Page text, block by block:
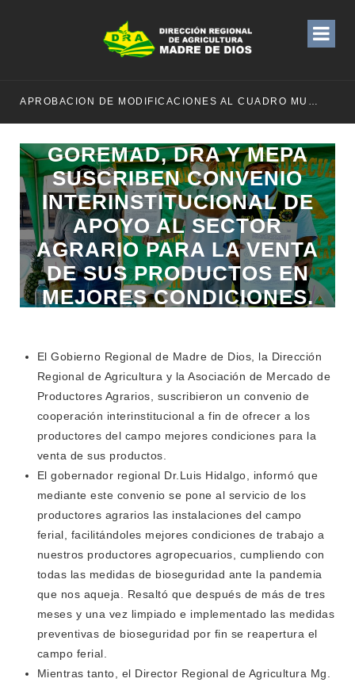
APROBACION DE MODIFICACIONES AL CUADRO MULTIANUAL DE NECESIDADESDE DE LA DIRECCION REGIONAL DE DESARROLLO AGROPECUARIO Y RIEGO MES DE MAYO
GOREMAD, DRA Y MEPA
SUSCRIBEN CONVENIO
INTERINSTITUCIONAL DE
APOYO AL SECTOR
AGRARIO PARA LA VENTA
DE SUS PRODUCTOS EN
MEJORES CONDICIONES.
El Gobierno Regional de Madre de Dios, la Dirección
Regional de Agricultura y la Asociación de Mercado de
Productores Agrarios, suscribieron un convenio de
cooperación interinstitucional a fin de ofrecer a los
productores del campo mejores condiciones para la
venta de sus productos.
El gobernador regional Dr.Luis Hidalgo, informó que
mediante este convenio se pone al servicio de los
productores agrarios las instalaciones del campo
ferial, facilitándoles mejores condiciones de trabajo a
nuestros productores agropecuarios, cumpliendo con
todas las medidas de bioseguridad ante la pandemia
que nos aqueja. Resaltó que después de más de tres
meses y una vez limpiado e implementado las medidas
preventivas de bioseguridad por fin se reapertura el
campo ferial.
Mientras tanto, el Director Regional de Agricultura Mg.